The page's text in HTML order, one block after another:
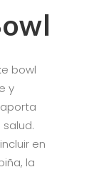
bowl
y
en
la